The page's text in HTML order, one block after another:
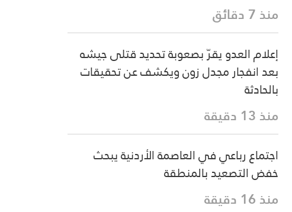
منذ 7 دقائق
إعلام العدو يقرّ بصعوبة تحديد قتلى جيشه
بعد انفجار مجدل زون ويكشف عن تحقيقات
بالحادثة
منذ 13 دقيقة
اجتماع رباعي في العاصمة الأردنية يبحث
خفض التصعيد بالمنطقة
منذ 16 دقيقة